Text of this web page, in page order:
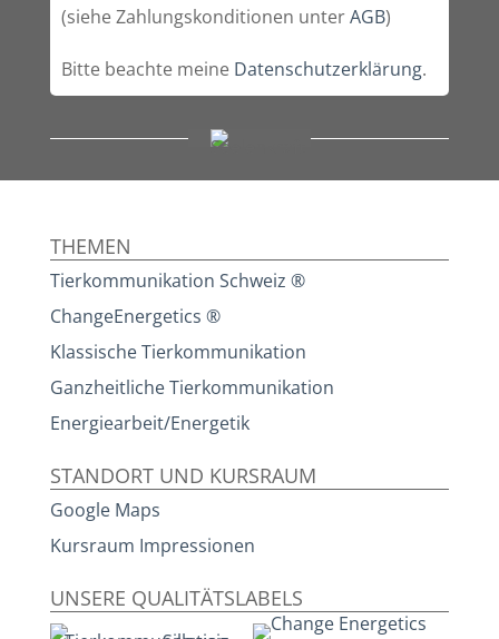
(siehe Zahlungskonditionen unterAGB)
Bitte beachte meine Datenschutzerklärung.
THEMEN
Tierkommunikation Schweiz ®
ChangeEnergetics ®
Klassische Tierkommunikation
Ganzheitliche Tierkommunikation
Energiearbeit/Energetik
STANDORT UND KURSRAUM
Google Maps
Kursraum Impressionen
UNSERE QUALITÄTSLABELS